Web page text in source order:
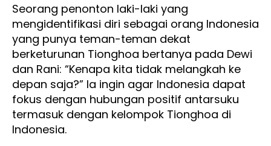
Seorang penonton laki-laki yang
mengidentifikasi diri sebagai orang Indonesia
yang punya teman-teman dekat
berketurunan Tionghoa bertanya pada Dewi
dan Rani: “Kenapa kita tidak melangkah ke
depan saja?” Ia ingin agar Indonesia dapat
fokus dengan hubungan positif antarsuku
termasuk dengan kelompok Tionghoa di
Indonesia.